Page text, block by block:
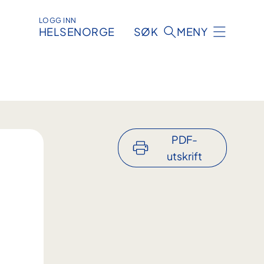
LOGG INN
HELSENORGE SØK MENY
PDF-
utskrift